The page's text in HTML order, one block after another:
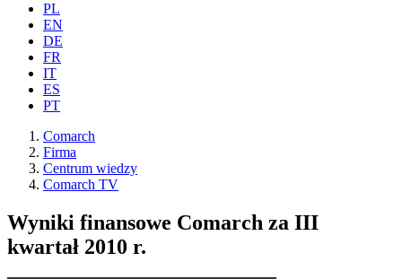
PL
EN
DE
FR
IT
ES
PT
Comarch
Firma
Centrum wiedzy
Comarch TV
Wyniki finansowe Comarch za III
kwartał 2010 r.